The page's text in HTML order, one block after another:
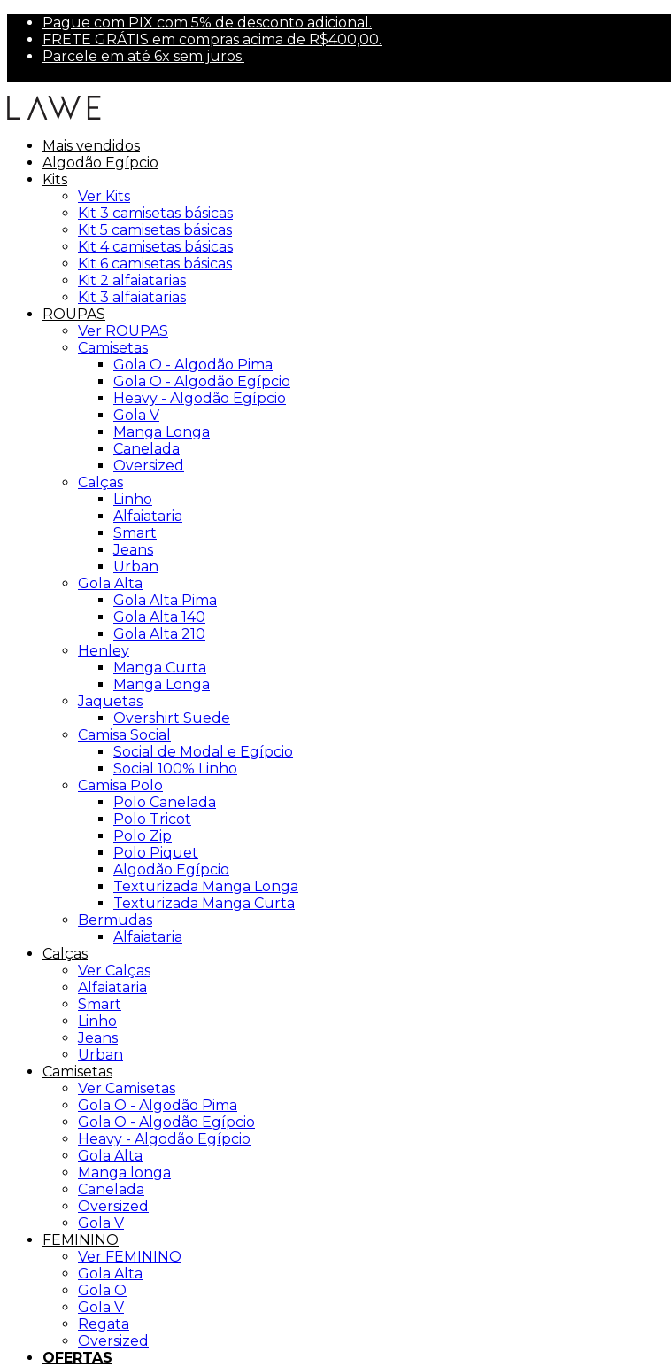
Pague com PIX com 5% de desconto adicional.
FRETE GRÁTIS em compras acima de R$400,00.
Parcele em até 6x sem juros.
Mais vendidos
Algodão Egípcio
Kits
Ver Kits
Kit 3 camisetas básicas
Kit 5 camisetas básicas
Kit 4 camisetas básicas
Kit 6 camisetas básicas
Kit 2 alfaiatarias
Kit 3 alfaiatarias
ROUPAS
Ver ROUPAS
Camisetas
Gola O - Algodão Pima
Gola O - Algodão Egípcio
Heavy - Algodão Egípcio
Gola V
Manga Longa
Canelada
Oversized
Calças
Linho
Alfaiataria
Smart
Jeans
Urban
Gola Alta
Gola Alta Pima
Gola Alta 140
Gola Alta 210
Henley
Manga Curta
Manga Longa
Jaquetas
Overshirt Suede
Camisa Social
Social de Modal e Egípcio
Social 100% Linho
Camisa Polo
Polo Canelada
Polo Tricot
Polo Zip
Polo Piquet
Algodão Egípcio
Texturizada Manga Longa
Texturizada Manga Curta
Bermudas
Alfaiataria
Calças
Ver Calças
Alfaiataria
Smart
Linho
Jeans
Urban
Camisetas
Ver Camisetas
Gola O - Algodão Pima
Gola O - Algodão Egípcio
Heavy - Algodão Egípcio
Gola Alta
Manga longa
Canelada
Oversized
Gola V
FEMININO
Ver FEMININO
Gola Alta
Gola O
Gola V
Regata
Oversized
OFERTAS